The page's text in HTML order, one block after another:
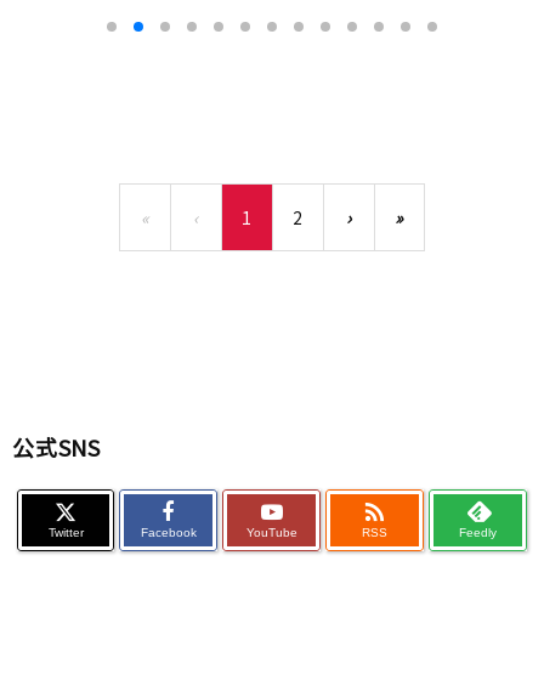
« ‹ 1 2 › »
公式SNS
Twitter Facebook YouTube

RSS Feedly